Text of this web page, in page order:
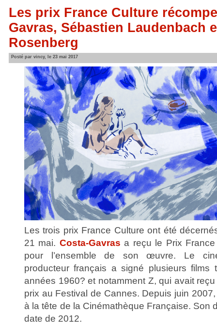
Les prix France Culture
Gavras, Sébastien Laudenbach
Rosenberg
Posté par vincy, le 23 mai 2017
Les trois prix France Culture ont été
21 mai. Costa-Gavras a reçu le Prix
pour l’ensemble de son œuvre. Le
producteur français a signé plusieurs films
années 1960? et notamment Z, qui avait
prix au Festival de Cannes. Depuis juin 2007,
à la tête de la Cinémathèque Française. Son
date de 2012.